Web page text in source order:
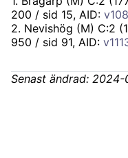
200 / sid 15, AID:
2. Nevishög (M) C:2
950 / sid 91, AID:
Senast ändrad: 2024-